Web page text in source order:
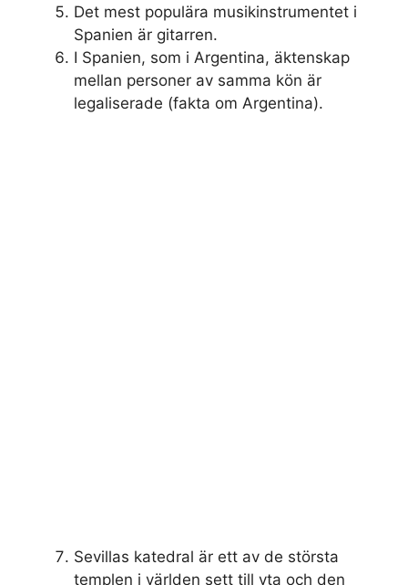
Det mest populära musikinstrumentet i
Spanien är gitarren.
I Spanien, som i Argentina, äktenskap
mellan personer av samma kön är
legaliserade (fakta om Argentina).
Sevillas katedral är ett av de största
templen i världen sett till yta och den